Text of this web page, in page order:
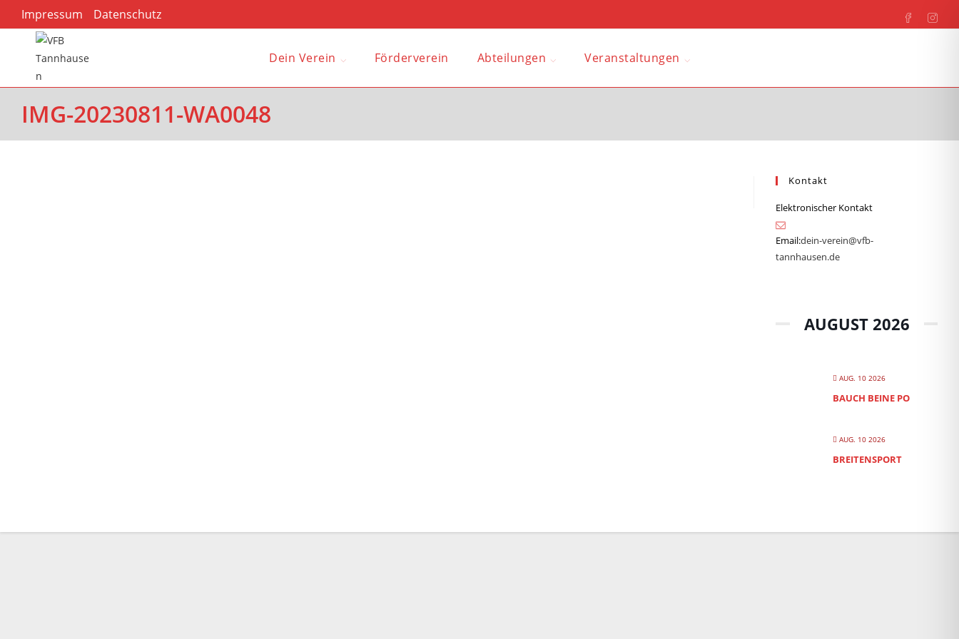
Inhalt
springen
Impressum Datenschutz
Dein Verein Förderverein Abteilungen Veranstaltungen
IMG-20230811-WA0048
Kontakt
Elektronischer Kontakt
Email:dein-verein@vfb-
tannhausen.deOpens
AUGUST 2026
AUG. 10 2026
BAUCH BEINE PO
AUG. 10 2026
BREITENSPORT